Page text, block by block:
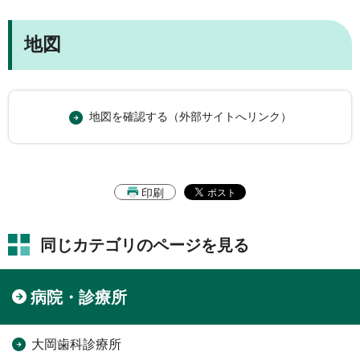
地図
地図を確認する（外部サイトへリンク）
印刷
同じカテゴリのページを見る
病院・診療所
大岡歯科診療所